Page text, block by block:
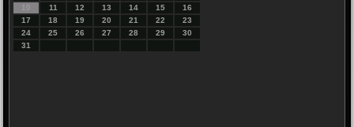
10
11 12 13 14 15
16
17
18 19 20 21 22
23
24
25 26 27 28 29
30
31